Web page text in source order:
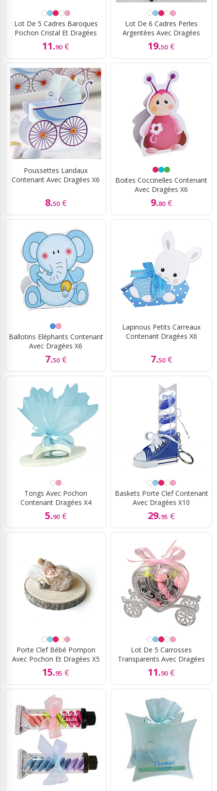
Lot De 5 Cadres Baroques
Pochon Cristal Et Dragées
11.90 €
Lot De 6 Cadres Perles
Argentées Avec Dragées
19.50 €
Poussettes Landaux
Contenant Avec Dragées X6
8.50 €
Boites Coccinelles Contenant
Avec Dragées X6
9.80 €
Ballotins Eléphants Contenant
Avec Dragées X6
7.50 €
Lapinous Petits Carreaux
Contenant Dragées X6
7.50 €
Tongs Avec Pochon
Contenant Dragées X4
5.90 €
Baskets Porte Clef Contenant
Avec Dragées X10
29.95 €
Porte Clef Bébé Pompon
Avec Pochon Et Dragées X5
15.95 €
Lot De 5 Carrosses
Transparents Avec Dragées
11.90 €